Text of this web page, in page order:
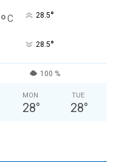
°C 28.5°
28.5°
100 %
MON
28°
TUE
28°